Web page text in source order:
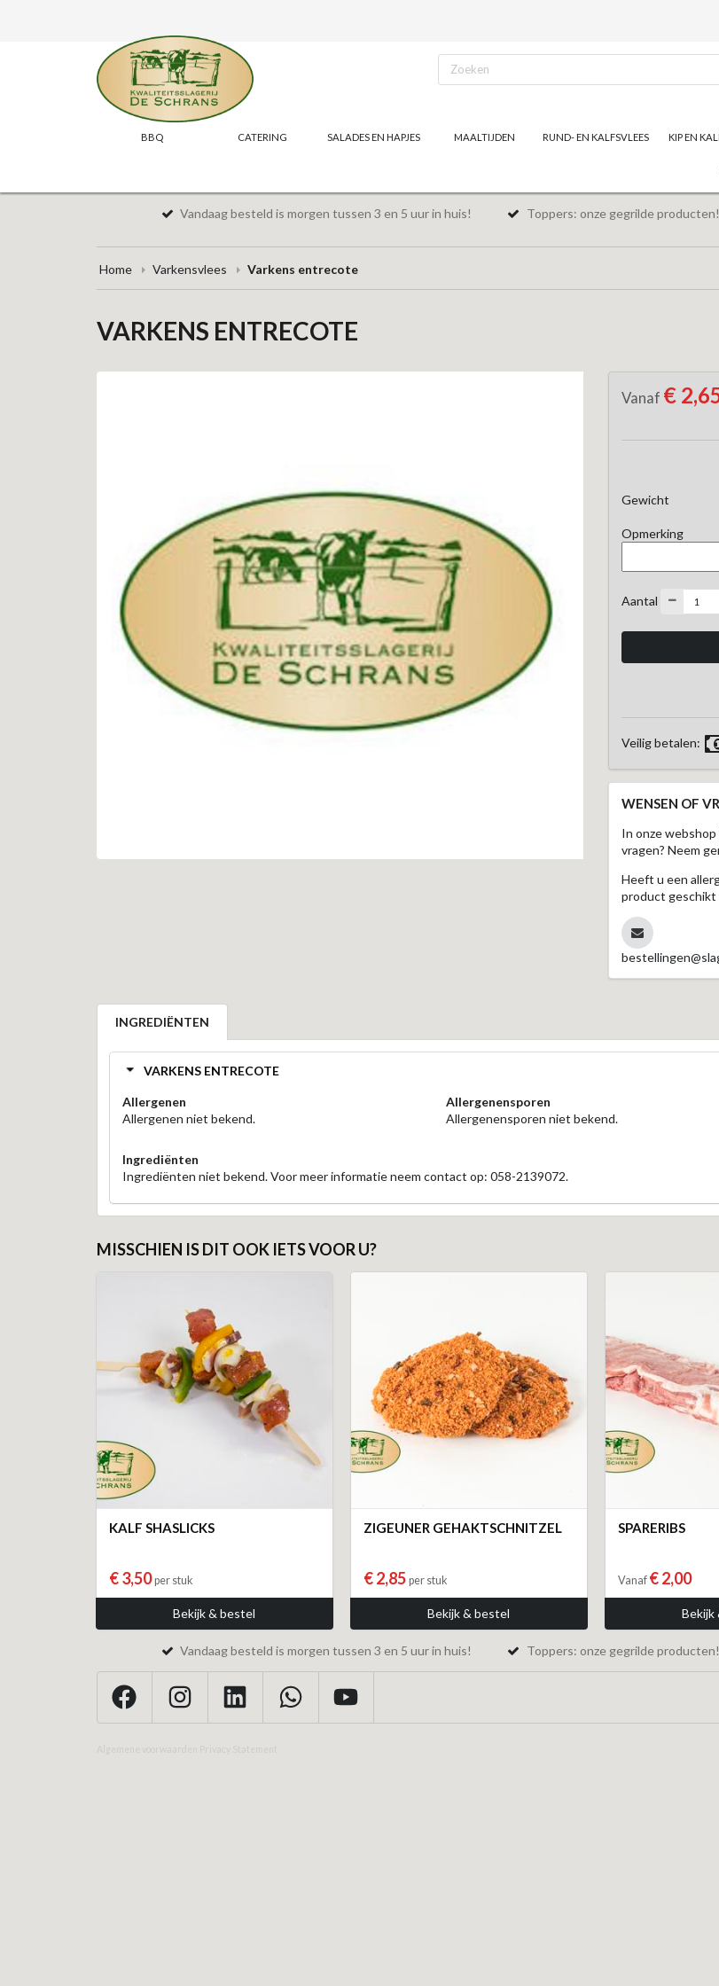
BBQ CATERING SALADES EN HAPJES MAALTIJDEN RUND- EN KALFSVLEES KIP EN
Vandaag besteld is morgen tussen 3 en 5 uur in huis! Toppers: onze gegrilde producten!
Home Varkensvlees Varkens entrecote
VARKENS ENTRECOTE
Vanaf €
Gewicht
Opmerking
Aantal
Veilig betalen:
WENSEN OF
In onze
vragen? Neem
Heeft u een
product geschikt
INGREDIËNTEN
VARKENS ENTRECOTE
Allergenen
Allergenen niet bekend.
Allergenensporen
Allergenensporen niet bekend.
Ingrediënten
Ingrediënten niet bekend. Voor meer informatie neem contact op: 058-2139072.
MISSCHIEN IS DIT OOK IETS VOOR U?
KALF SHASLICKS
€ 3,50per stuk
Bekijk & bestel
ZIGEUNER GEHAKTSCHNITZEL
€ 2,85 per stuk
Bekijk & bestel
SPARERIBS
Vanaf € 2,00
Bekijk
Vandaag besteld is morgen tussen 3 en 5 uur in huis! Toppers: onze gegrilde producten!